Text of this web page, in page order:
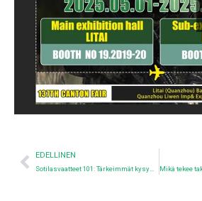
Edellinen
EDELLINEN
Sotilasvaatteet 101: Tärkeimmät kysymykset vastattuina